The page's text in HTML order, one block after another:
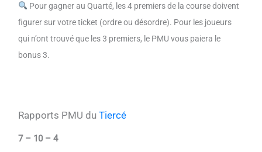
Pour gagner au Quarté, les 4 premiers de la course doivent
figurer sur votre ticket (ordre ou désordre). Pour les joueurs
qui n’ont trouvé que les 3 premiers, le PMU vous paiera le
bonus 3.
Rapports PMU duTiercé
7 – 10 – 4